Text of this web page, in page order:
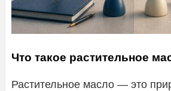
Что такое растительное
Растительное масло — это